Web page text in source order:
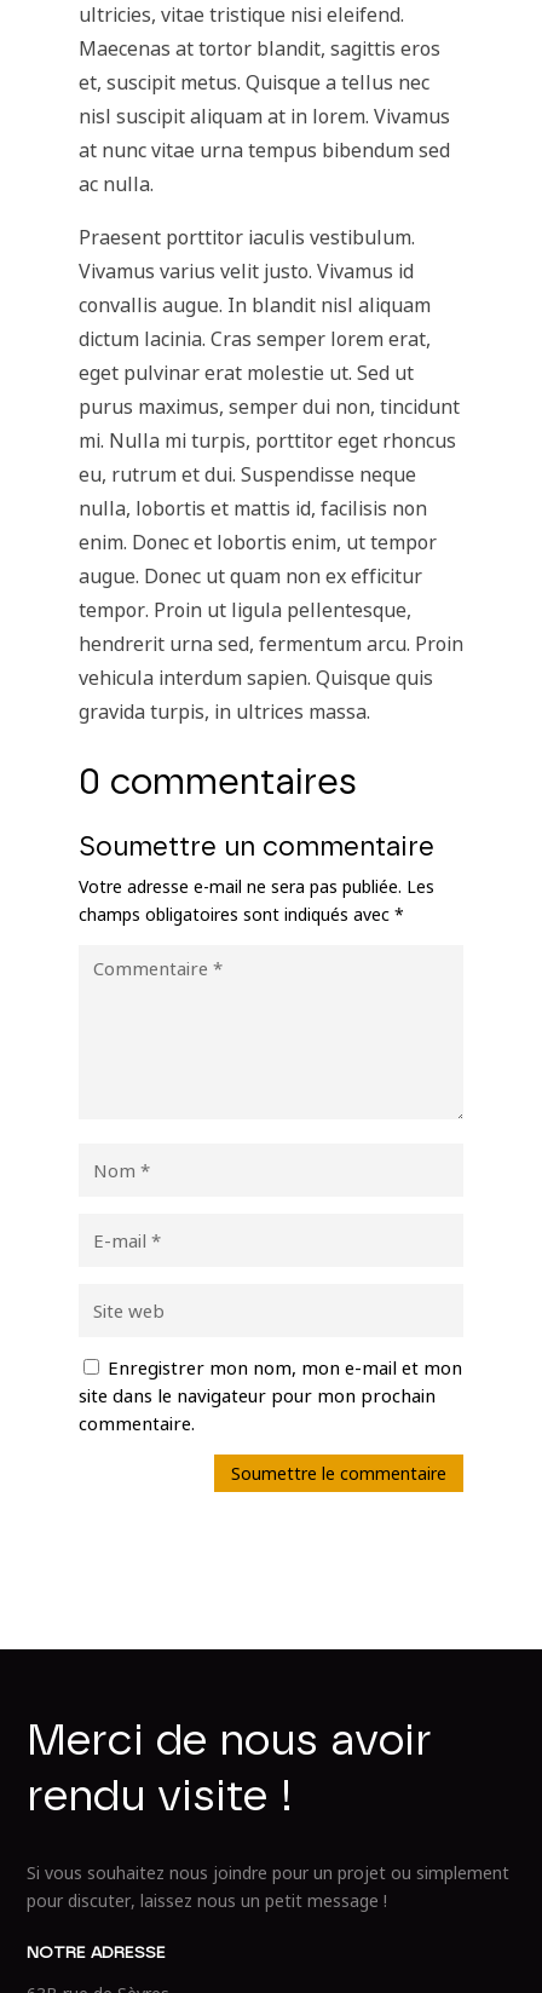
ultricies, vitae tristique nisi eleifend.
Maecenas at tortor blandit, sagittis eros
et, suscipit metus. Quisque a tellus nec
nisl suscipit aliquam at in lorem. Vivamus
at nunc vitae urna tempus bibendum sed
ac nulla.
Praesent porttitor iaculis vestibulum.
Vivamus varius velit justo. Vivamus id
convallis augue. In blandit nisl aliquam
dictum lacinia. Cras semper lorem erat,
eget pulvinar erat molestie ut. Sed ut
purus maximus, semper dui non, tincidunt
mi. Nulla mi turpis, porttitor eget rhoncus
eu, rutrum et dui. Suspendisse neque
nulla, lobortis et mattis id, facilisis non
enim. Donec et lobortis enim, ut tempor
augue. Donec ut quam non ex efficitur
tempor. Proin ut ligula pellentesque,
hendrerit urna sed, fermentum arcu. Proin
vehicula interdum sapien. Quisque quis
gravida turpis, in ultrices massa.
0 commentaires
Soumettre un commentaire
Votre adresse e-mail ne sera pas publiée. Les
champs obligatoires sont indiqués avec *
Enregistrer mon nom, mon e-mail et mon
site dans le navigateur pour mon prochain
commentaire.
Soumettre le commentaire
Merci de nous avoir
rend u visite !
Si vous souhaitez nous joindre pour un projet ou simplement
pour discuter, laissez nous un petit message !
NOTRE ADRESSE